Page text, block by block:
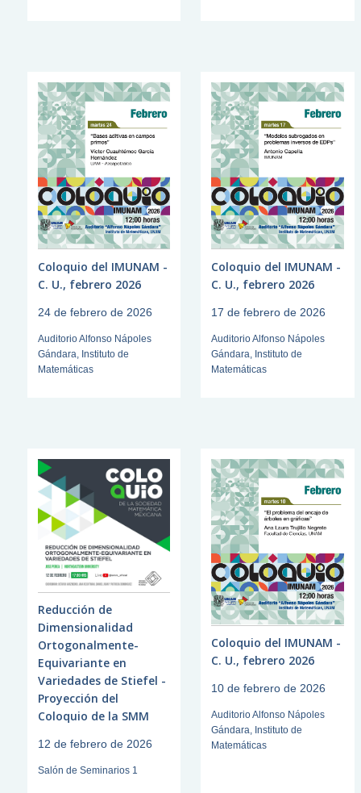
Coloquio del IMUNAM -
C. U., febrero 2026
24 de febrero de 2026
Auditorio Alfonso Nápoles
Gándara, Instituto de
Matemáticas
Coloquio del IMUNAM -
C. U., febrero 2026
17 de febrero de 2026
Auditorio Alfonso Nápoles
Gándara, Instituto de
Matemáticas
Reducción de
Dimensionalidad
Ortogonalmente-
Equivariante en
Variedades de Stiefel -
Proyección del
Coloquio de la SMM
12 de febrero de 2026
Salón de Seminarios 1
Coloquio del IMUNAM -
C. U., febrero 2026
10 de febrero de 2026
Auditorio Alfonso Nápoles
Gándara, Instituto de
Matemáticas